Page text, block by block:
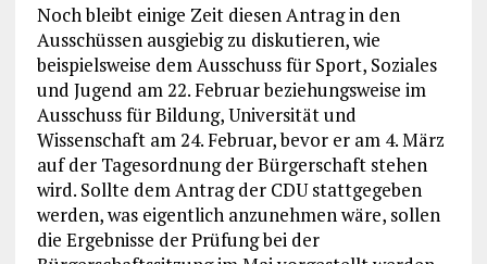
Noch bleibt einige Zeit diesen Antrag in den
Ausschüssen ausgiebig zu diskutieren, wie
beispielsweise dem Ausschuss für Sport, Soziales
und Jugend am 22. Februar beziehungsweise im
Ausschuss für Bildung, Universität und
Wissenschaft am 24. Februar, bevor er am 4. März
auf der Tagesordnung der Bürgerschaft stehen
wird. Sollte dem Antrag der CDU stattgegeben
werden, was eigentlich anzunehmen wäre, sollen
die Ergebnisse der Prüfung bei der